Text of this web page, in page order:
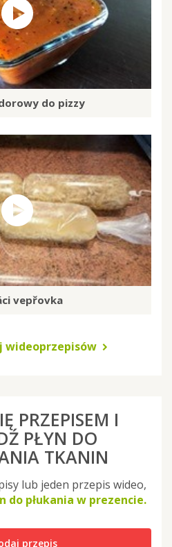
do pizzy
vepřovka
wideoprzepisów
PRZEPISEM I
PŁYN DO
TKANIN
lub jeden przepis wideo,
do płukania w prezencie.
przepis